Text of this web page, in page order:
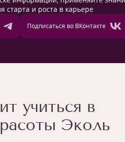
старта и роста в карьере
Подписаться во ВКонтакте
учиться в
Эколь